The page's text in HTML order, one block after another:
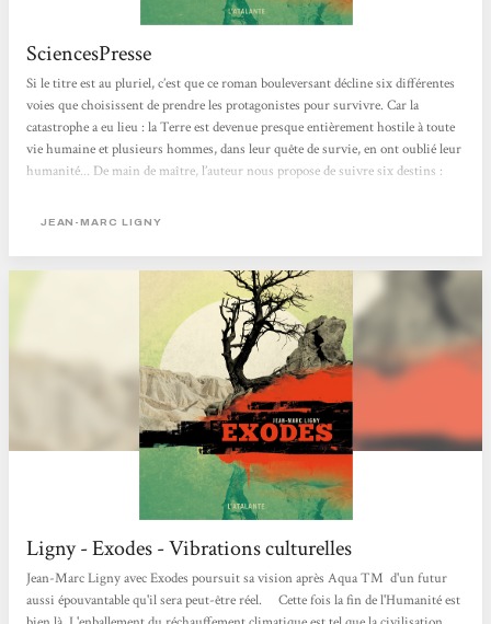
SciencesPresse
Si le titre est au pluriel, c’est que ce roman bouleversant décline six différentes
voies que choisissent de prendre les protagonistes pour survivre. Car la
catastrophe a eu lieu : la Terre est devenue presque entièrement hostile à toute
vie humaine et plusieurs hommes, dans leur quête de survie, en ont oublié leur
humanité... De main de maître, l’auteur nous propose de suivre six destins :
le salut dans les religions; tout détruire et précipiter la fin imminente dans une
JEAN-MARC LIGNY
Ligny - Exodes - Vibrations culturelles
Jean-Marc Ligny avec Exodes poursuit sa vision après Aqua TM d'un futur
aussi épouvantable qu'il sera peut-être réel. Cette fois la fin de l'Humanité est